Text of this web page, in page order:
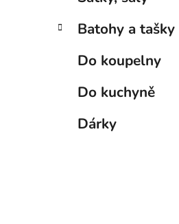
Batohy a tašky
Do koupelny
Do kuchyně
Dárky